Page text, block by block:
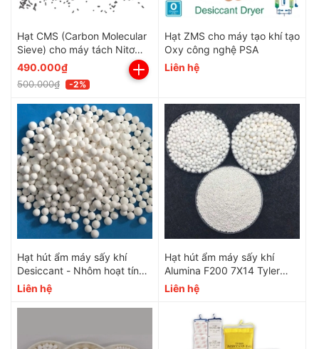
Hạt CMS (Carbon Molecular
Sieve) cho máy tách Nitơ
PSA
490.000₫
500.000₫ -2%
Hạt ZMS cho máy tạo khí tạo
Oxy công nghệ PSA
Liên hệ
Hạt hút ẩm máy sấy khí
Desiccant - Nhôm hoạt tính
F200 1/4"
Liên hệ
Hạt hút ẩm máy sấy khí
Alumina F200 7X14 Tyler
Mesh
Liên hệ